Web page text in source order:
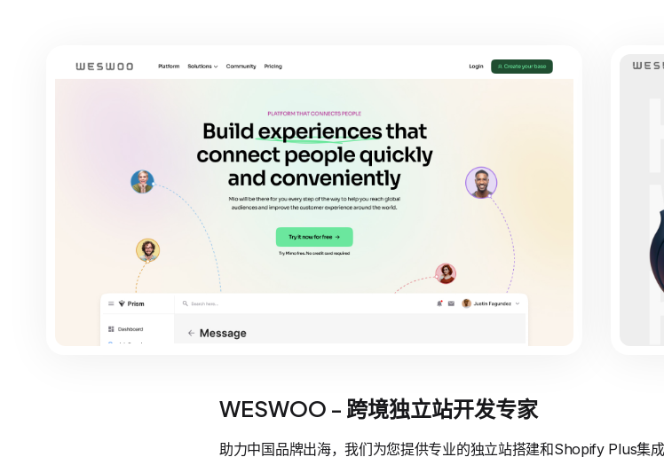
WESWOO - 跨境独立站开发专家
助力中国品牌出海，我们为您提供专业的独立站搭建和Shopify Plus集